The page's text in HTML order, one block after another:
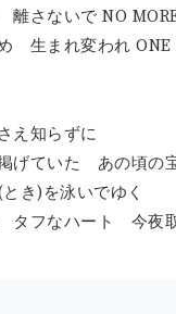
さないで NO MORE
生まれ変われ ONE
え知らずに
げていた あの頃の
き)を泳いでゆく
タフなハート 今夜